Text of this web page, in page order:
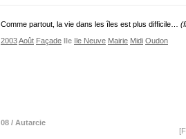
Comme partout, la vie dans les îles est plus difficile…
2003Août Façade Ile Ile Neuve Mairie Midi Oudon
08 / Autarcie